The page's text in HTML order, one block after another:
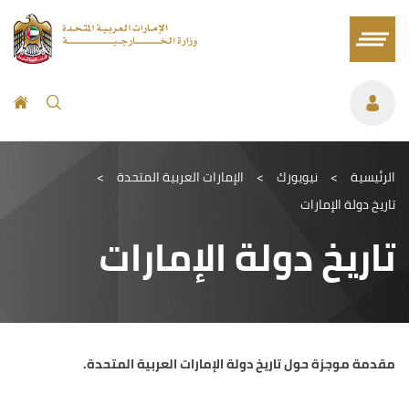
الرئيسية > نيويورك > الإمارات العربية المتحدة >
تاريخ دولة الإمارات
تاريخ دولة الإمارات
مقدمة موجزة حول تاريخ دولة الإمارات العربية المتحدة.